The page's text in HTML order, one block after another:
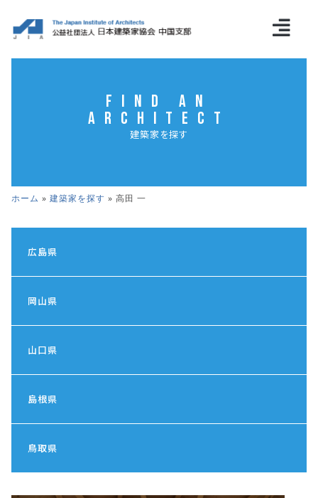
Find an
Architect
建築家を探す
ホーム » 建築家を探す » 高田 一
広島県
岡山県
山口県
島根県
鳥取県